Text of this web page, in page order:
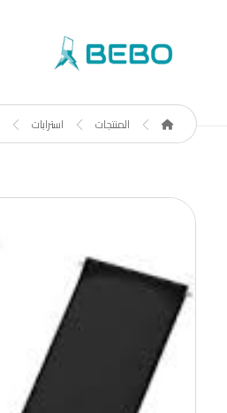
المنتجات استرابات